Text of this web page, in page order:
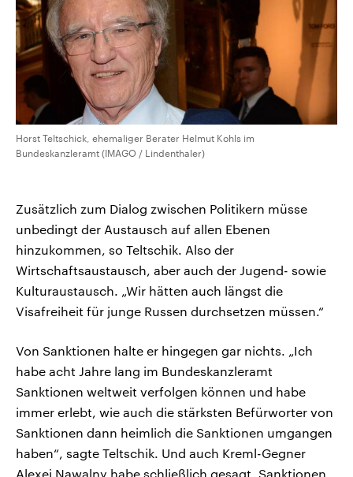
Horst Teltschick, ehemaliger Berater Helmut Kohls im
Bundeskanzleramt (IMAGO / Lindenthaler)
Zusätzlich zum Dialog zwischen Politikern müsse
unbedingt der Austausch auf allen Ebenen
hinzukommen, so Teltschik. Also der
Wirtschaftsaustausch, aber auch der Jugend- sowie
Kulturaustausch. „Wir hätten auch längst die
Visafreiheit für junge Russen durchsetzen müssen.“
Von Sanktionen halte er hingegen gar nichts. „Ich
habe acht Jahre lang im Bundeskanzleramt
Sanktionen weltweit verfolgen können und habe
immer erlebt, wie auch die stärksten Befürworter von
Sanktionen dann heimlich die Sanktionen umgangen
haben“, sagte Teltschik. Und auch Kreml-Gegner
Alexej Nawalny habe schließlich gesagt, Sanktionen